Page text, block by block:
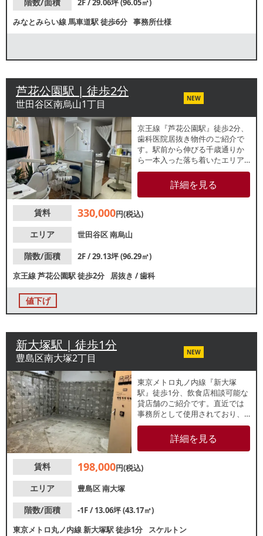
階数/面積
2F / 29.06坪 (96.05㎡)
みなとみらい線馬車道駅徒歩6分 事務所仕様
芦花公園駅 | 徒歩2分
世田谷区南烏山1丁目 NEW
京王線『芦花公園駅』徒歩2分、
歯科医院居抜き物件のご紹介で
す。駅前から伸びる千歳通りか
ら一本入った落ち着いたエリア
に位置しています。周辺は中高
マンションや戸建てなど住居が
多く、地域に根差した営業をお
件等、お気軽にお問合せくださ
詳細を見る
賃料 330,000円(税込)
エリア
世田谷区南烏山
階数/面積
2F / 29.13坪 (96.29㎡)
京王線芦花公園駅徒歩2分 居抜き /歯科
値下げ
新大塚駅 | 徒歩1分
豊島区南大塚2丁目 NEW
東京メトロ丸ノ内線『新大塚
駅』徒歩1分、飲食店相談可能な
貸店舗のご紹介です。直近では
事務所として使用されており、
スナックの出店歴もございま
す。大通りに面した建物近1階
で、駅至近でもあるため、アク
お気軽にお問合せください。
詳細を見る
賃料 198,000円(税込)
エリア
豊島区南大塚
階数/面積
-1F / 13.06坪 (43.17㎡)
東京メトロ丸ノ内線新大塚駅徒歩1分 スケルトン